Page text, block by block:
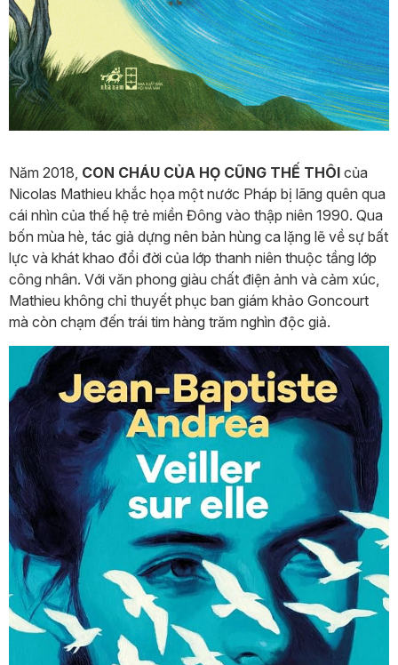
Năm 2018, CON CHÁU CỦA HỌ CŨNG THẾ THÔI của
Nicolas Mathieu khắc họa một nước Pháp bị lãng quên qua
cái nhìn của thế hệ trẻ miền Đông vào thập niên 1990. Qua
bốn mùa hè, tác giả dựng nên bản hùng ca lặng lẽ về sự bất
lực và khát khao đổi đời của lớp thanh niên thuộc tầng lớp
công nhân. Với văn phong giàu chất điện ảnh và cảm xúc,
Mathieu không chỉ thuyết phục ban giám khảo Goncourt
mà còn chạm đến trái tim hàng trăm nghìn độc giả.